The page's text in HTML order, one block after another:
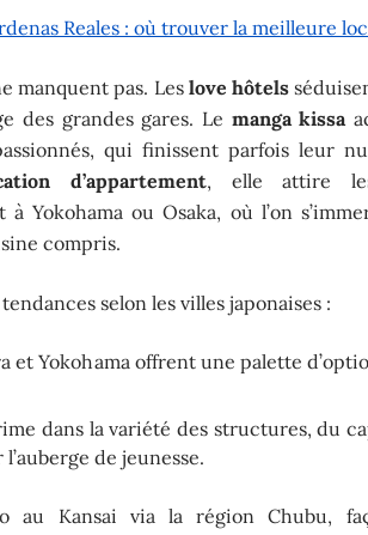
Reales : où trouver la meilleure
manquent pas. Leslove hôtels
des grandes gares. Le manga kissa
qui finissent parfois leur
d’appartement, elle attire
Yokohama ou Osaka, où l’on
compris.
selon les villes japonaises :
et Yokohama offrent une palette
dans la variété des structures, du
de jeunesse.
au Kansai via la région Chubu,